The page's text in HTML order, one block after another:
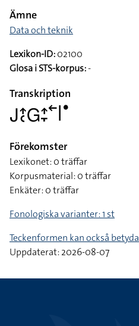
Ämne
Data och teknik
Lexikon-ID:02100
Glosa i STS-korpus:-
Transkription
􌤢􌤴􌥗􌤦􌤴􌥙􌥢􌥼􌤟
Förekomster
Lexikonet: 0 träffar
Korpusmaterial: 0 träffar
Enkäter: 0 träffar
Fonologiska varianter: 1 st
Teckenformen kan också betyda
Uppdaterat: 2026-08-07